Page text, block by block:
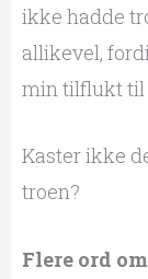
ikke hadde
allikevel,
min tilflukt til
Kaster ikke
troen?
Flere ord